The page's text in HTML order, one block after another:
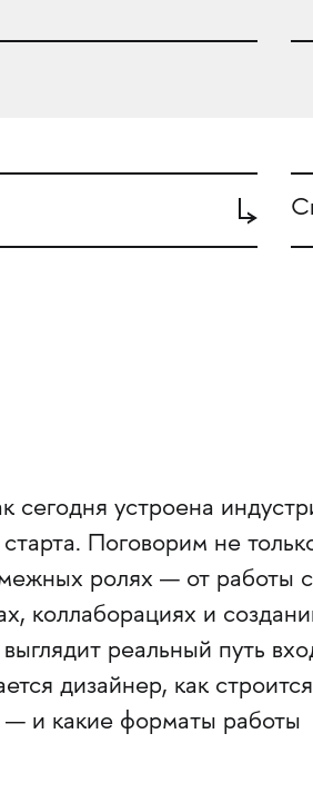
устроена
Поговорим не
ролях — от работы с
коллаборациях и
реальный путь
дизайнер, как строится
— и какие форматы работы